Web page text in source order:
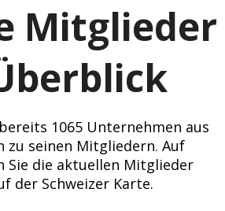
Mitglieder
1065 Unternehmen aus
zu seinen Mitgliedern. Auf
Sie die aktuellen Mitglieder
der Schweizer Karte.